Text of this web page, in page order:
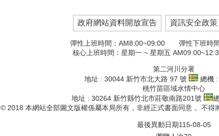
政府網站資料開放宣告 資訊安全政策
彈性上班時間：AM8:00~09:00 彈性下班時
核心上班時間：星期一 ~ 星期五
第二河川分署
地址 : 30044 新竹市北大路 97 號
總機
桃竹苗區域水情中心
地址 : 30264 新竹縣竹北市莊敬南路201號
© 2018 本網站全部圖文版權係屬本局所有，非經正式書面同意， 不得
最後異動日期115-08-05